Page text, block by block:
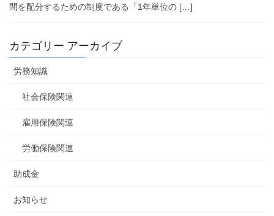
間を配分するための制度である「1年単位の […]
カテゴリー アーカイブ
労務知識
社会保険関連
雇用保険関連
労働保険関連
助成金
お知らせ